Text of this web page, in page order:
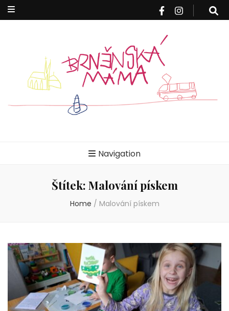
máma
Navigation
Štítek: Malování pískem
Home / Malování pískem